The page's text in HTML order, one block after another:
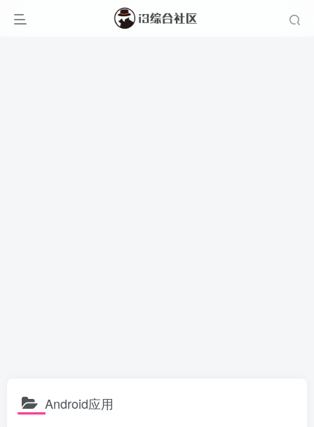
Android应用